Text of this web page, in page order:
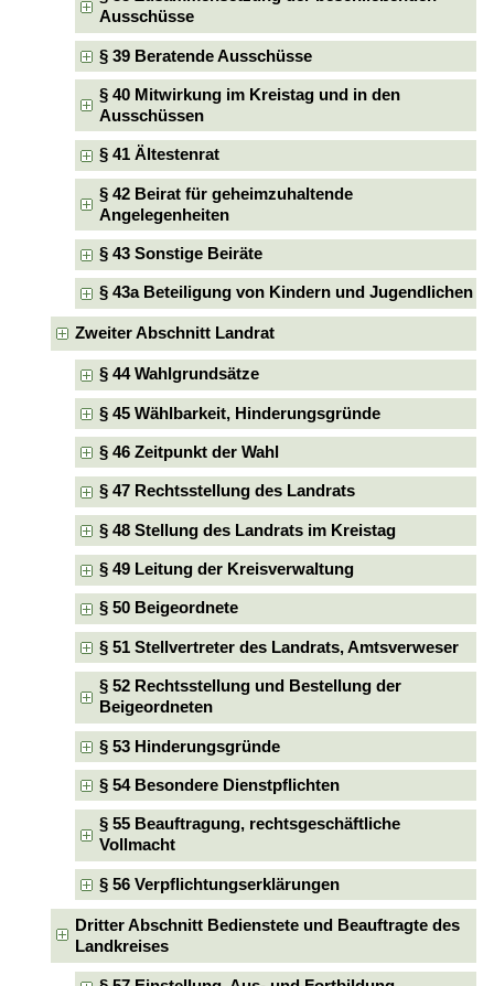
Ausschüsse
§ 39 Beratende Ausschüsse
§ 40 Mitwirkung im Kreistag und in den
Ausschüssen
§ 41 Ältestenrat
§ 42 Beirat für geheimzuhaltende
Angelegenheiten
§ 43 Sonstige Beiräte
§ 43a Beteiligung von Kindern und Jugendlichen
Zweiter Abschnitt Landrat
§ 44 Wahlgrundsätze
§ 45 Wählbarkeit, Hinderungsgründe
§ 46 Zeitpunkt der Wahl
§ 47 Rechtsstellung des Landrats
§ 48 Stellung des Landrats im Kreistag
§ 49 Leitung der Kreisverwaltung
§ 50 Beigeordnete
§ 51 Stellvertreter des Landrats, Amtsverweser
§ 52 Rechtsstellung und Bestellung der
Beigeordneten
§ 53 Hinderungsgründe
§ 54 Besondere Dienstpflichten
§ 55 Beauftragung, rechtsgeschäftliche
Vollmacht
§ 56 Verpflichtungserklärungen
Dritter Abschnitt Bedienstete und Beauftragte des
Landkreises